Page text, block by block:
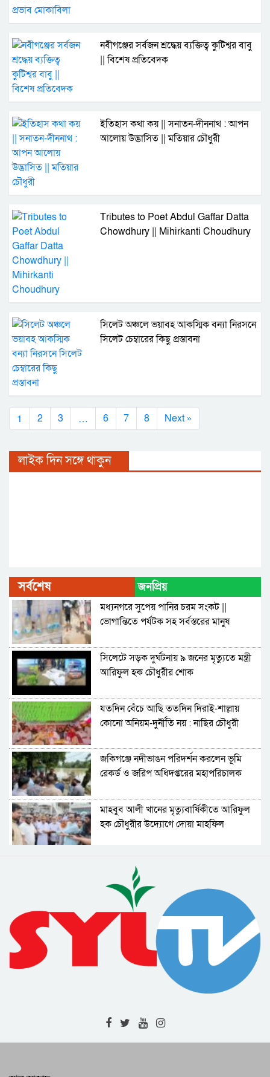
নবীগঞ্জের সর্বজন শ্রদ্ধেয় ব্যক্তিত্ব কুটিশ্বর বাবু
|| বিশেষ প্রতিবেদক
ইতিহাস কথা কয় || সনাতন-দীননাথ : আপন
আলোয় উদ্ভাসিত || মতিয়ার চৌধুরী
Tributes to Poet Abdul Gaffar Datta
Chowdhury || Mihirkanti Choudhury
সিলেট অঞ্চলে ভয়াবহ আকস্মিক বন্যা নিরসনে
সিলেট চেম্বারের কিছু প্রস্তাবনা
1 2 3 … 6 7 8 Next »
লাইক দিন সঙ্গে থাকুন
সর্বশেষ জনপ্রিয়
মধ্যনগরে সুপেয় পানির চরম সংকট ||
ভোগান্তিতে পর্যটক সহ সর্বস্তরের মানুষ
সিলেটে সড়ক দুর্ঘটনায় ৯ জনের মৃত্যুতে মন্ত্রী
আরিফুল হক চৌধুরীর শোক
যতদিন বেঁচে আছি ততদিন দিরাই-শাল্লায়
কোনো অনিয়ম-দুর্নীতি নয় : নাছির চৌধুরী
জকিগঞ্জে নদীভাঙন পরিদর্শন করলেন ভূমি
রেকর্ড ও জরিপ অধিদপ্তরের মহাপরিচালক
মাহবুব আলী খানের মৃত্যুবার্ষিকীতে আরিফুল
হক চৌধুরীর উদ্যোগে দোয়া মাহফিল
বিনির্মাণ করবে বিএনপি : কাইয়ুম চৌধুরী
গণতান্ত্রিক ধারাবাহিকতা রক্ষার মাধ্যমে সমৃদ্ধ
দেশ গড়া সম্ভব : বাণিজ্য মন্ত্রী
জুলাই গণঅভ্যুত্থান দিবসে জেলা প্রশাসনের
সাংস্কৃতিক অনুষ্ঠান ও পুরস্কার বিতরণী
ঢাকায় উচ্চপর্যায়ের সভা